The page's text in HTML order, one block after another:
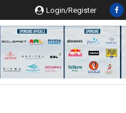
Login/Register